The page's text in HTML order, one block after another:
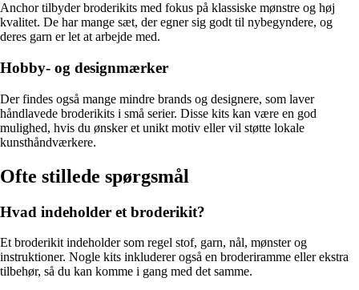
Anchor tilbyder broderikits med fokus på klassiske mønstre og høj
kvalitet. De har mange sæt, der egner sig godt til nybegyndere, og
deres garn er let at arbejde med.
Hobby- og designmærker
Der findes også mange mindre brands og designere, som laver
håndlavede broderikits i små serier. Disse kits kan være en god
mulighed, hvis du ønsker et unikt motiv eller vil støtte lokale
kunsthåndværkere.
Ofte stillede spørgsmål
Hvad indeholder et broderikit?
Et broderikit indeholder som regel stof, garn, nål, mønster og
instruktioner. Nogle kits inkluderer også en broderiramme eller ekstra
tilbehør, så du kan komme i gang med det samme.